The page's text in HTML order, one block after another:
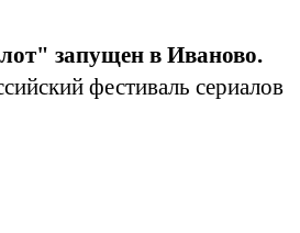
запущен в Иваново.
фестиваль сериалов